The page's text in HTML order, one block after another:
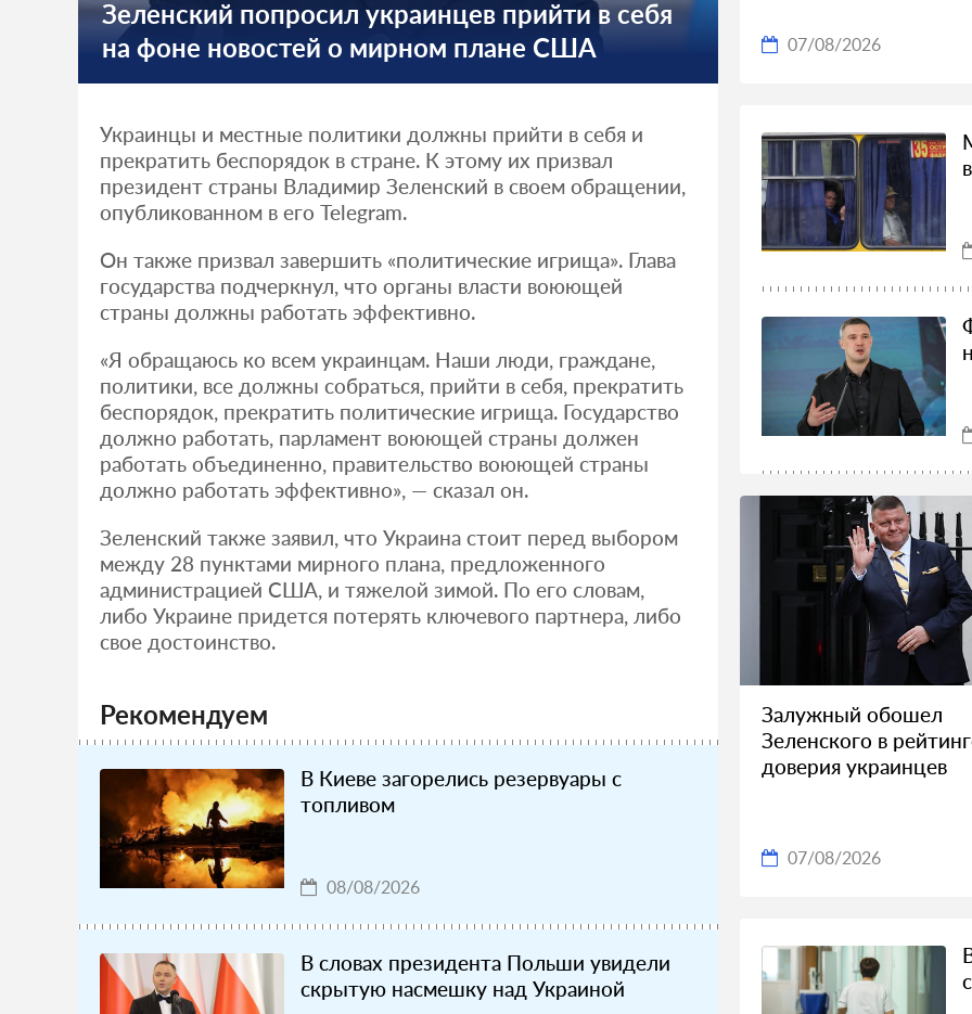
Зеленский попросил украинцев прийти в себя
на фоне новостей о мирном плане США
Украинцы и местные политики должны прийти в себя и
прекратить беспорядок в стране. К этому их призвал
президент страны Владимир Зеленский в своем обращении,
опубликованном в его Telegram.
Он также призвал завершить «политические игрища». Глава
государства подчеркнул, что органы власти воюющей
страны должны работать эффективно.
«Я обращаюсь ко всем украинцам. Наши люди, граждане,
политики, все должны собраться, прийти в себя, прекратить
беспорядок, прекратить политические игрища. Государство
должно работать, парламент воюющей страны должен
работать объединенно, правительство воюющей страны
должно работать эффективно», — сказал он.
Зеленский также заявил, что Украина стоит перед выбором
между 28 пунктами мирного плана, предложенного
администрацией США, и тяжелой зимой. По его словам,
либо Украине придется потерять ключевого партнера, либо
свое достоинство.
Рекомендуем
В Киеве загорелись резервуары с
топливом
08/08/2026
В словах президента Польши увидели
скрытую насмешку над Украиной
07/08/2026
Залужный обошел
Зеленского в
доверия украинцев
07/08/2026